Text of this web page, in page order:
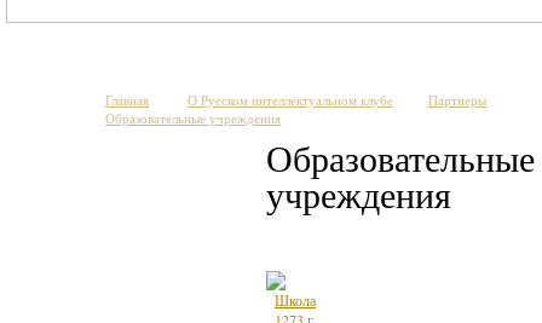
Главная О Русском интеллектуальном клубе
Партнеры
Образовательные учреждения
Образовательные
учреждения